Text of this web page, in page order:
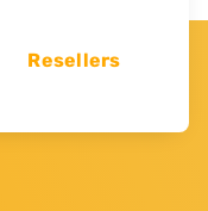
Resellers